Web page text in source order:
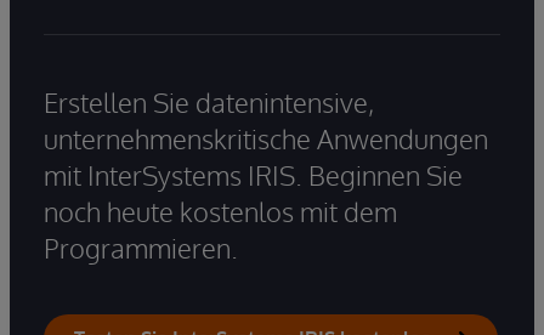
Erstellen Sie datenintensive,
unternehmenskritische Anwendungen
mit InterSystems IRIS. Beginnen Sie
noch heute kostenlos mit dem
Programmieren.